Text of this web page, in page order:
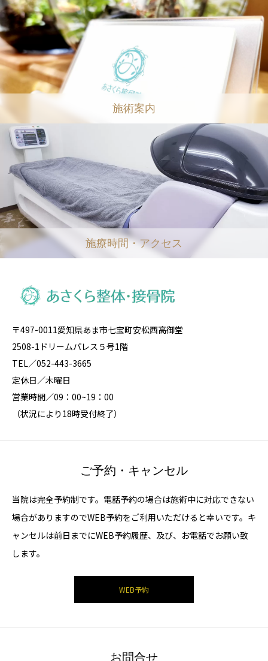
施術案内
施療時間・アクセス
〒497-0011愛知県あま市七宝町安松西高御堂
2508-1ドリームパレス５号1階
TEL／052-443-3665
定休日／木曜日
営業時間／09：00~19：00
（状況により18時受付終了）
ご予約・キャンセル
当院は完全予約制です。電話予約の場合は施術中に対応できない
場合がありますのでWEB予約をご利用いただけると幸いです。キ
ャンセルは前日までにWEB予約履歴、及び、お電話でお願い致
します。
WEB予約
お問合せ